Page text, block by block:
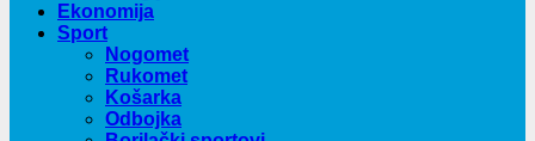
Ekonomija
Sport
Nogomet
Rukomet
Košarka
Odbojka